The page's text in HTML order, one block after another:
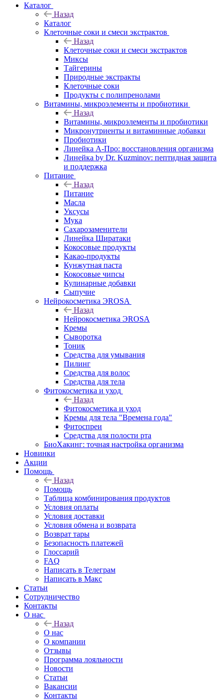
Каталог
Назад
Каталог
Клеточные соки и смеси экстрактов
Назад
Клеточные соки и смеси экстрактов
Миксы
Тайгерины
Природные экстракты
Клеточные соки
Продукты с полипренолами
Витамины, микроэлементы и пробиотики
Назад
Витамины, микроэлементы и пробиотики
Микронутриенты и витаминные добавки
Пробиотики
Линейка А-Про: восстановления организма
Линейка by Dr. Kuzminov: пептидная защита
и поддержка
Питание
Назад
Питание
Масла
Уксусы
Мука
Сахарозаменители
Линейка Ширатаки
Кокосовые продукты
Какао-продукты
Кунжутная паста
Кокосовые чипсы
Кулинарные добавки
Сыпучие
Нейрокосметика ЭROSA
Назад
Нейрокосметика ЭROSA
Кремы
Сыворотка
Тоник
Средства для умывания
Пилинг
Средства для волос
Средства для тела
Фитокосметика и уход
Назад
Фитокосметика и уход
Кремы для тела "Времена года"
Фитоспреи
Средства для полости рта
БиоХакинг: точная настройка организма
Новинки
Акции
Помощь
Назад
Помощь
Таблица комбинирования продуктов
Условия оплаты
Условия доставки
Условия обмена и возврата
Возврат тары
Безопасность платежей
Глоссарий
FAQ
Написать в Телеграм
Написать в Макс
Статьи
Сотрудничество
Контакты
О нас
Назад
О нас
О компании
Отзывы
Программа лояльности
Новости
Статьи
Вакансии
Контакты